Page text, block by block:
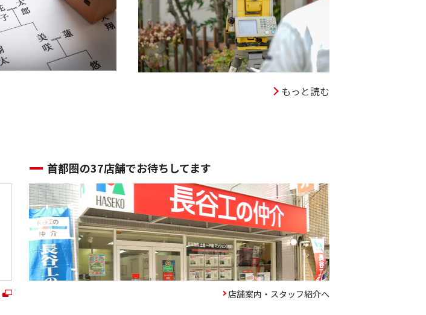
もっと読む
首都圏の37店舗でお待ちしてます
店舗案内・スタッフ紹介へ